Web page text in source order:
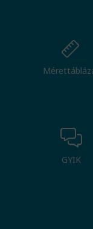
GYIK